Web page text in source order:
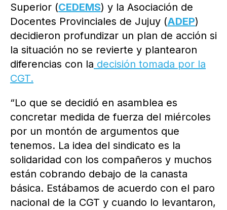
Superior (CEDEMS) y la Asociación de
Docentes Provinciales de Jujuy (ADEP)
decidieron profundizar un plan de acción si
la situación no se revierte y plantearon
diferencias con la decisión tomada por la
CGT.
“Lo que se decidió en asamblea es
concretar medida de fuerza del miércoles
por un montón de argumentos que
tenemos. La idea del sindicato es la
solidaridad con los compañeros y muchos
están cobrando debajo de la canasta
básica. Estábamos de acuerdo con el paro
nacional de la CGT y cuando lo levantaron,